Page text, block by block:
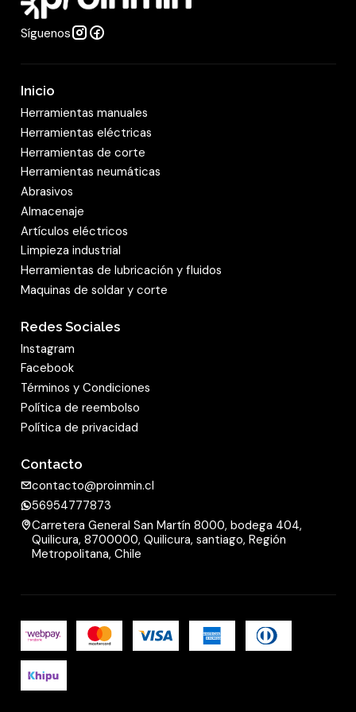
Potencia nominal Calor: 731 (300~1400) W
Corriente nominal Frio: 3.7 (1.4~9.0) A
Tuberías Liquido: 1/4"
Longitud máxima: 25 m
Diferencia máxima de altura: 10m
Dimensiones
Dimensiones netas equipo (AnxAlxPr)
Unidad interior: 790×275×192 mm
Dimensiones netas equipo (AnxAlxPr)
Unidad exterior: 712×276×459 mm
Peso neto equipo Unidad interior: 8.5 kg
Peso neto equipo Unidad exterior: 20 kg
Garantía 1 año para equipos, partes y piezas
Síguenos
Inicio
Herramientas manuales
Herramientas eléctricas
Herramientas de corte
Herramientas neumáticas
Abrasivos
Almacenaje
Artículos eléctricos
Limpieza industrial
Herramientas de lubricación y fluidos
Maquinas de soldar y corte
Redes Sociales
Instagram
Facebook
Términos y Condiciones
Política de reembolso
Política de privacidad
Contacto
contacto@proinmin.cl
56954777873
Carretera General San Martín 8000, bodega 404,
Quilicura, 8700000, Quilicura, santiago, Región
Metropolitana, Chile